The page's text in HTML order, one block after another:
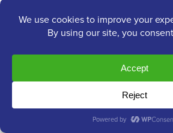
nel mio codice ads il formato
automatico, quando ho creato
pubblicitaria è sicuro??
Rispondi